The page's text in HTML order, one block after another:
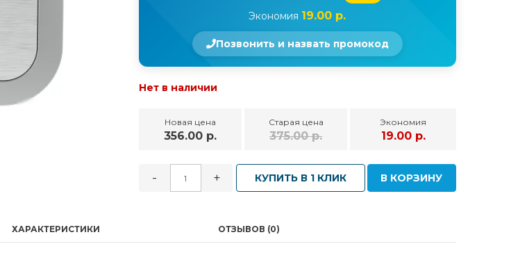
Экономия 19.00 р.
Позвонить и назвать промокод
Нет в наличии
Новая цена
356.00 р.
Старая цена
375.00 р.
Экономия
19.00 р.
- + КУПИТЬ В 1 КЛИК В КОРЗИНУ
ХАРАКТЕРИСТИКИ ОТЗЫВОВ (0)